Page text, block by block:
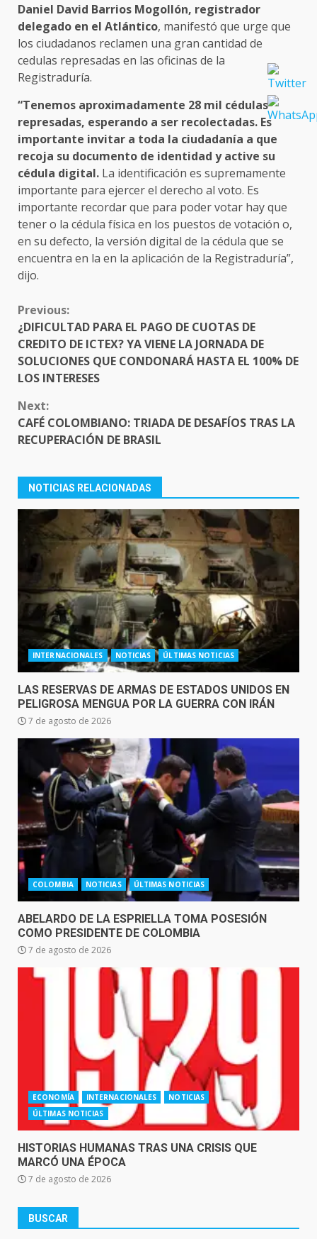
Daniel David Barrios Mogollón, registrador
delegado en el Atlántico, manifestó que urge que
los ciudadanos reclamen una gran cantidad de
cedulas represadas en las oficinas de la
Registraduría.
“Tenemos aproximadamente 28 mil cédulas
represadas, esperando a ser recolectadas. Es
importante invitar a toda la ciudadanía a que
recoja su documento de identidad y active su
cédula digital. La identificación es supremamente
importante para ejercer el derecho al voto. Es
importante recordar que para poder votar hay que
tener o la cédula física en los puestos de votación o,
en su defecto, la versión digital de la cédula que se
encuentra en la en la aplicación de la Registraduría”,
dijo.
CONTINUE
READING
Previous:
¿DIFICULTAD PARA EL PAGO DE CUOTAS DE
CREDITO DE ICTEX? YA VIENE LA JORNADA DE
SOLUCIONES QUE CONDONARÁ HASTA EL 100% DE
LOS INTERESES
Next:
CAFÉ COLOMBIANO: TRIADA DE DESAFÍOS TRAS LA
RECUPERACIÓN DE BRASIL
NOTICIAS RELACIONADAS
INTERNACIONALES NOTICIAS ÚLTIMAS NOTICIAS
LAS RESERVAS DE ARMAS DE ESTADOS UNIDOS EN
PELIGROSA MENGUA POR LA GUERRA CON IRÁN
7 de agosto de 2026
COLOMBIA NOTICIAS ÚLTIMAS NOTICIAS
ABELARDO DE LA ESPRIELLA TOMA POSESIÓN
COMO PRESIDENTE DE COLOMBIA
7 de agosto de 2026
ECONOMÍA INTERNACIONALES
NOTICIAS
ÚLTIMAS NOTICIAS
HISTORIAS HUMANAS TRAS UNA CRISIS QUE
MARCÓ UNA ÉPOCA
7 de agosto de 2026
BUSCAR